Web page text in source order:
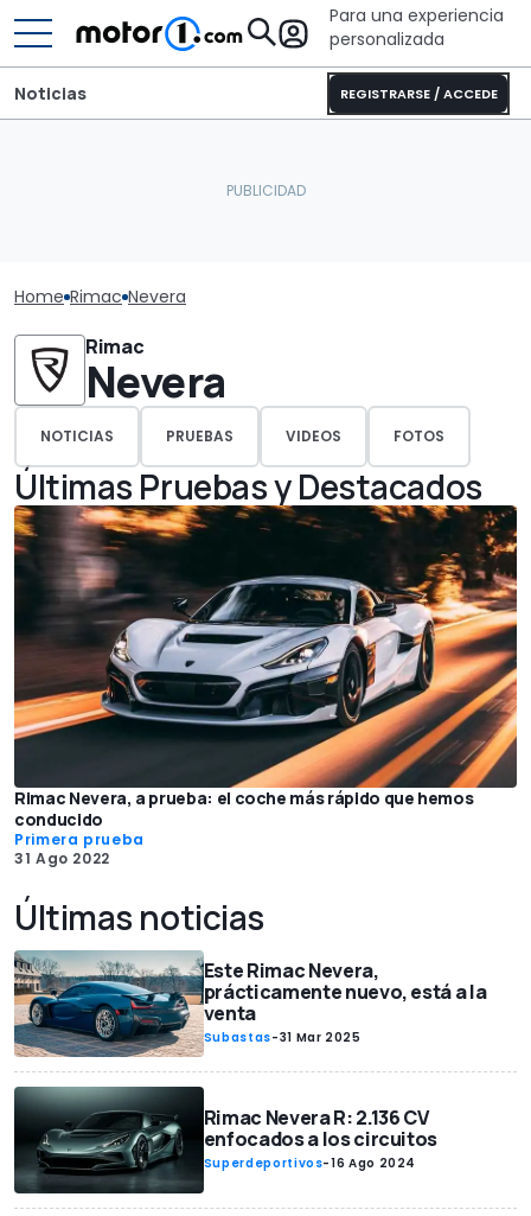
Para una experiencia
personalizada
REGISTRARSE / ACCEDE
Noticias
Home Rimac Nevera
Rimac
Nevera
NOTICIAS PRUEBAS VIDEOS FOTOS
Últimas Pruebas y Destacados
Rimac Nevera, a prueba: el coche más rápido que hemos
conducido
Primera prueba
31 Ago 2022
Últimas noticias
Este Rimac Nevera,
prácticamente nuevo, está a la
venta
Subastas-31 Mar 2025
Rimac Nevera R: 2.136 CV
enfocados a los circuitos
Superdeportivos-16 Ago 2024